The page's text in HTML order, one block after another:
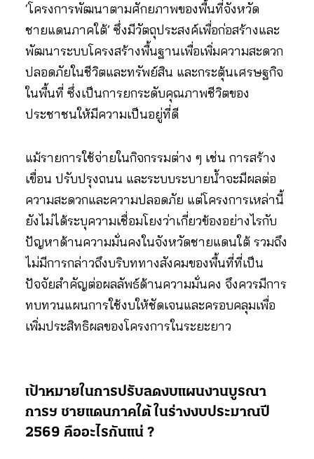
‘โครงการพัฒนาตามศักยภาพของพื้นที่จังหวัด
ชายแดนภาคใต้’ ซึ่งมีวัตถุประสงค์เพื่อก่อสร้างและ
พัฒนาระบบโครงสร้างพื้นฐานเพื่อเพิ่มความสะดวก
ปลอดภัยในชีวิตและทรัพย์สิน และกระตุ้นเศรษฐกิจ
ในพื้นที่ ซึ่งเป็นการยกระดับคุณภาพชีวิตของ
ประชาชนให้มีความเป็นอยู่ที่ดี
แม้รายการใช้จ่ายในกิจกรรมต่าง ๆ เช่น การสร้าง
เขื่อน ปรับปรุงถนน และระบบระบายน้ำจะมีผลต่อ
ความสะดวกและความปลอดภัย แต่โครงการเหล่านี้
ยังไม่ได้ระบุความเชื่อมโยงว่าเกี่ยวข้องอย่างไรกับ
ปัญหาด้านความมั่นคงในจังหวัดชายแดนใต้ รวมถึง
ไม่มีการกล่าวถึงบริบททางสังคมของพื้นที่ที่เป็น
ปัจจัยสำคัญต่อผลลัพธ์ด้านความมั่นคง จึงควรมีการ
ทบทวนแผนการใช้งบให้ชัดเจนและครอบคลุมเพื่อ
เพิ่มประสิทธิผลของโครงการในระยะยาว
เป้าหมายในการปรับลดงบแผนงานบูรณา
การฯ ชายแดนภาคใต้ ในร่างงบประมาณปี
2569 คืออะไรกันแน่ ?